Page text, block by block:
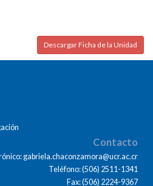
Descargar Ficha de la Unidad
Contacto
gabriela.chaconzamora@ucr.ac.cr
Teléfono: (506) 2511-1341
Fax: (506) 2224-9367